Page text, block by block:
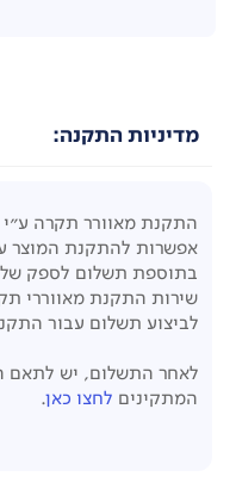
מדיניות התקנה:
התקנת מאוורר תקרה
אפשרות להתקנת המוצר
בתוספת תשלום לספק של החל מ-
שירות התקנת מאווררי
לביצוע תשלום עבור
לאחר התשלום, יש לתאם
המתקיניםלחצו כאן.